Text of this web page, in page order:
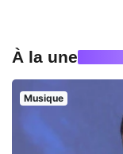
À la une
Musique